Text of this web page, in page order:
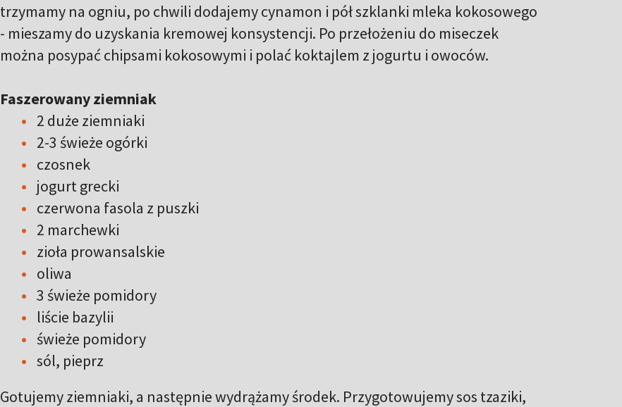
trzymamy na ogniu, po chwili dodajemy cynamon i pół szklanki mleka kokosowego
- mieszamy do uzyskania kremowej konsystencji. Po przełożeniu do miseczek
można posypać chipsami kokosowymi i polać koktajlem z jogurtu i owoców.
Faszerowany ziemniak
2 duże ziemniaki
2-3 świeże ogórki
czosnek
jogurt grecki
czerwona fasola z puszki
2 marchewki
zioła prowansalskie
oliwa
3 świeże pomidory
liście bazylii
świeże pomidory
sól, pieprz
Gotujemy ziemniaki, a następnie wydrążamy środek. Przygotowujemy sos tzaziki,